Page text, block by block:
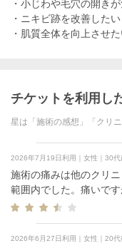
・小じわや毛穴の開き
・ニキビ跡を改善したい
・肌質全体を向上させ
チケットを利用し
星は「施術の感想」「クリ
2026年7月19日利用｜女性｜30代
施術の痛みは他のクリ
範囲内でした。痛いで
2026年6月27日利用｜女性｜20代